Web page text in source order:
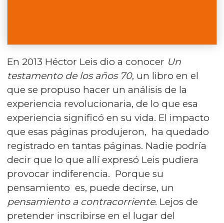
En 2013 Héctor Leis dio a conocer Un
testamento de los años 70, un libro en el
que se propuso hacer un análisis de la
experiencia revolucionaria, de lo que esa
experiencia significó en su vida. El impacto
que esas páginas produjeron, ha quedado
registrado en tantas páginas. Nadie podría
decir que lo que allí expresó Leis pudiera
provocar indiferencia. Porque su
pensamiento es, puede decirse, un
pensamiento a contracorriente. Lejos de
pretender inscribirse en el lugar del